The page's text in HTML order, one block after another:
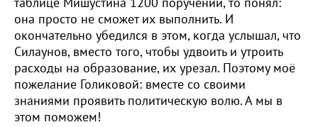
таблице Мишустина 1200 поручений, то понял:
она просто не сможет их выполнить. И
окончательно убедился в этом, когда услышал, что
Силаунов, вместо того, чтобы удвоить и утроить
расходы на образование, их урезал. Поэтому моё
пожелание Голиковой: вместе со своими
знаниями проявить политическую волю. А мы в
этом поможем!